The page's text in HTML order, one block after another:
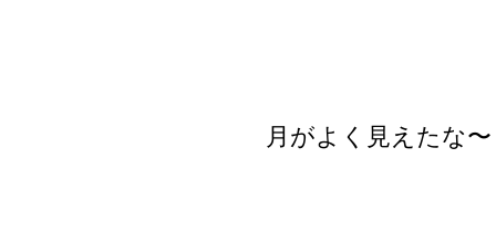
月がよく見えたな〜